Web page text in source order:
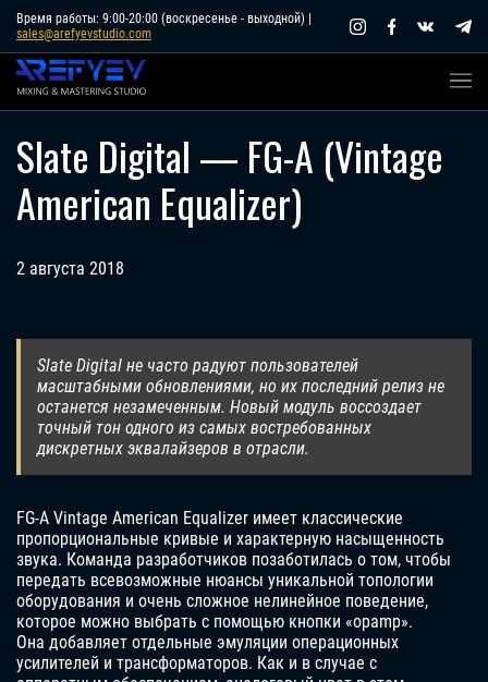
Skip
content
Время работы: 9:00-20:00 (воскресенье - выходной) |
sales@arefyevstudio.com
Slate Digital — FG-A (Vintage
American Equalizer)
2 августа 2018
Slate Digital не часто радуют пользователей
масштабными обновлениями, но их последний релиз не
останется незамеченным. Новый модуль воссоздает
точный тон одного из самых востребованных
дискретных эквалайзеров в отрасли.
FG-A Vintage American Equalizer имеет классические
пропорциональные кривые и характерную насыщенность
звука. Команда разработчиков позаботилась о том, чтобы
передать всевозможные нюансы уникальной топологии
оборудования и очень сложное нелинейное поведение,
которое можно выбрать с помощью кнопки «opamp».
Она добавляет отдельные эмуляции операционных
усилителей и трансформаторов. Как и в случае с